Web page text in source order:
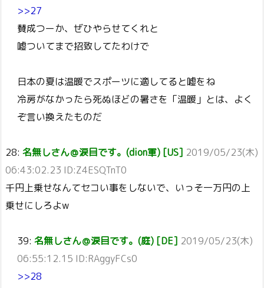
>>27
賛成つーか、ぜひやらせてくれと
嘘ついてまで招致してたわけで
日本の夏は温暖でスポーツに適してると嘘をね
冷房がなかったら死ぬほどの暑さを「温暖」とは、よく
ぞ言い換えたものだ
28: 名無しさん＠涙目です。(dion軍) [US] 2019/05/23(木)
06:43:02.23 ID:Z4ESQTnT0
千円上乗せなんてセコい事をしないで、いっそ一万円の上
乗せにしろよw
39: 名無しさん＠涙目です。(庭) [DE] 2019/05/23(木)
06:55:12.15 ID:RAggyFCs0
>>28